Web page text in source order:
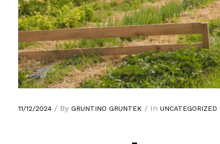
11/12/2024 / By GRUNTINO GRUNTEK / In UNCATEGORIZED